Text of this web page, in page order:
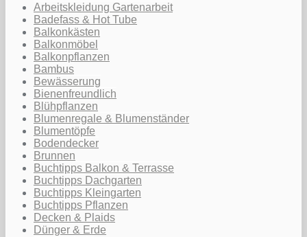
Arbeitskleidung Gartenarbeit
Badefass & Hot Tube
Balkonkästen
Balkonmöbel
Balkonpflanzen
Bambus
Bewässerung
Bienenfreundlich
Blühpflanzen
Blumenregale & Blumenständer
Blumentöpfe
Bodendecker
Brunnen
Buchtipps Balkon & Terrasse
Buchtipps Dachgarten
Buchtipps Kleingarten
Buchtipps Pflanzen
Decken & Plaids
Dünger & Erde